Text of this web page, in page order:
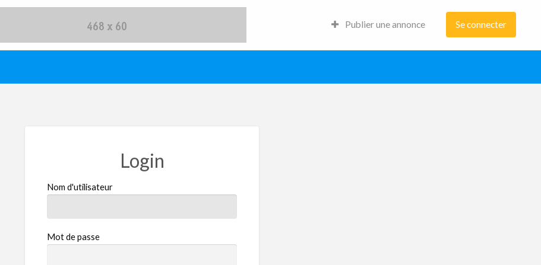
Publier une annonce Se connecter
Login
Nom d'utilisateur
Mot de passe